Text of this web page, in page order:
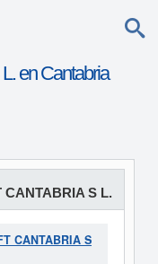
en Cantabria
CANTABRIA S L.
CANTABRIA S